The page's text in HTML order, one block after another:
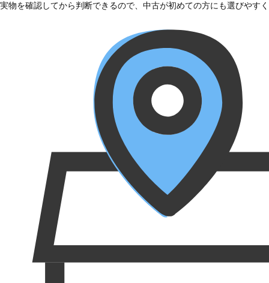
実物を確認してから判断できるので、中古が初めての方にも選びやす